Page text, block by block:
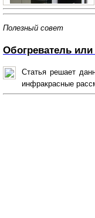
Полезный совет
Обогреватель
Статья решает
инфракрасные